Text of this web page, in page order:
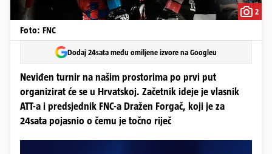
2
Foto: FNC
Dodaj 24sata među omiljene izvore na Googleu
Neviđen turnir na našim prostorima po prvi put
organizirat će se u Hrvatskoj. Začetnik ideje je vlasnik
ATT-a i predsjednik FNC-a Dražen Forgač, koji je za
24sata pojasnio o čemu je točno riječ